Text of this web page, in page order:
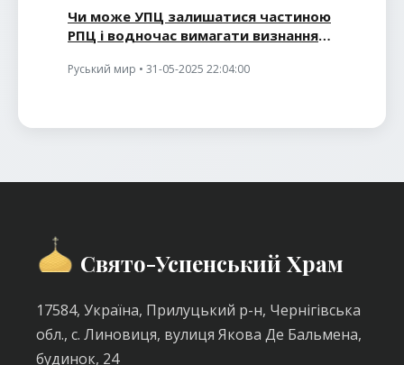
Чи може УПЦ залишатися частиною
РПЦ і водночас вимагати визнання
Руський мир • 31-05-2025 22:04:00
Свято-Успенський Храм
17584, Україна, Прилуцький р-н, Чернігівська
обл., с. Линовиця, вулиця Якова Де Бальмена,
будинок, 24